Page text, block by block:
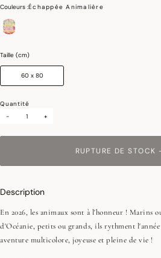
Couleurs :Échappée Animalière
Taille (cm)
60 x 80
Quantité
-
+
RUPTURE DE STOCK
Description
En 2026, les animaux sont à l'honneur ! Marins
d'Océanie, petits ou grands, ils rythment
aventure multicolore, joyeuse et pleine de vie !